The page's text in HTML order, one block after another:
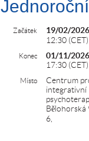
Začátek
19/02/2026
12:30 (CET)
Konec
01/11/2026
17:30 (CET)
Místo
Centrum
integrativní
Bělohorská
6,